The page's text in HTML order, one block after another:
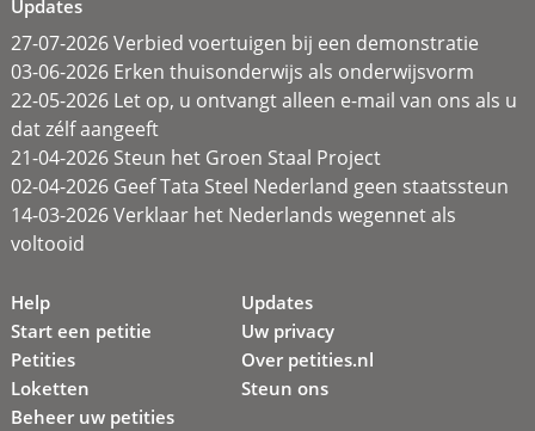
Updates
27-07-2026 Verbied voertuigen bij een demonstratie
03-06-2026 Erken thuisonderwijs als onderwijsvorm
22-05-2026 Let op, u ontvangt alleen e-mail van ons als u
dat zélf aangeeft
21-04-2026 Steun het Groen Staal Project
02-04-2026 Geef Tata Steel Nederland geen staatssteun
14-03-2026 Verklaar het Nederlands wegennet als
voltooid
Help
Start een petitie
Petities
Loketten
Beheer uw petities
Updates
Uw privacy
Over petities.nl
Steun ons